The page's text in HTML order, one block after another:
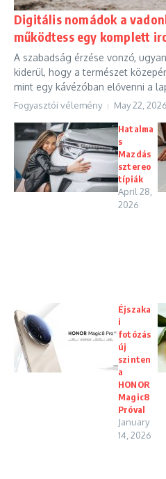
Digitális nomádok a
működtess egy komplett
A szabadság érzése vonzó,
kiderül, hogy a természet
mint egy kávézóban elővenni a
Fogyasztói vélemény May 22, 2026
Hatalma
s
Mazdás
sztereo
típiák
April 28,
2026
Éjszaka
i
fotózás
új
szinten
a
HONOR
Magic8
Próval
January
14, 2026